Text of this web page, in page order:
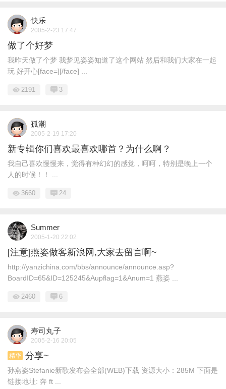
快乐
2005-2-23 17:47
做了个好梦
我昨天做了个梦 我梦见姿姿知道了这个网站 然后和我们大家在一起
玩 好开心[face=][/face] ...
2191 3
孤潮
2005-2-19 17:20
新专辑你们喜欢最喜欢哪首？为什么啊？
我自己喜欢慢慢来，觉得有种幻幻的感觉，呵呵，特别是晚上一个
人的时候！！ ...
3660 24
Summer
2005-1-20 22:02
[注意]燕姿做客新浪网,大家去留言啊~
http://yanzichina.com/bbs/announce/announce.asp?
BoardID=65&ID=125245&Aupflag=1&Anum=1 燕姿 ...
2460 6
寿司丸子
2005-2-16 20:05
精华 分享~
孙燕姿Stefanie新歌发布会全部(WEB)下载 资源大小：285M 下面是
链接地址: 奔 ft ...